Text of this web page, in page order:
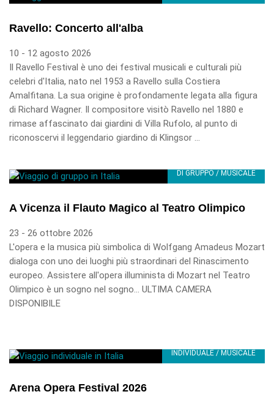
Ravello: Concerto all'alba
10 - 12 agosto 2026
Il Ravello Festival è uno dei festival musicali e culturali più
celebri d'Italia, nato nel 1953 a Ravello sulla Costiera
Amalfitana. La sua origine è profondamente legata alla figura
di Richard Wagner. Il compositore visitò Ravello nel 1880 e
rimase affascinato dai giardini di Villa Rufolo, al punto di
riconoscervi il leggendario giardino di Klingsor ...
DI GRUPPO / MUSICALE
A Vicenza il Flauto Magico al Teatro Olimpico
23 - 26 ottobre 2026
L'opera e la musica più simbolica di Wolfgang Amadeus Mozart
dialoga con uno dei luoghi più straordinari del Rinascimento
europeo. Assistere all'opera illuminista di Mozart nel Teatro
Olimpico è un sogno nel sogno... ULTIMA CAMERA
DISPONIBILE
INDIVIDUALE / MUSICALE
Arena Opera Festival 2026